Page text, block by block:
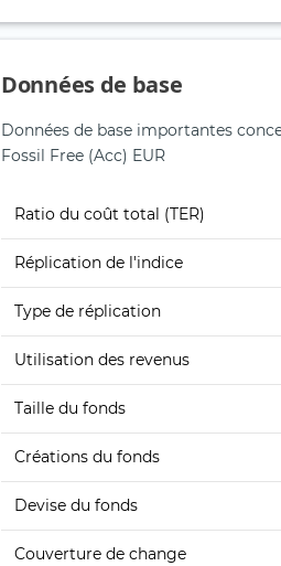
Données de base
Données de base importantes
Fossil Free (Acc) EUR
Ratio du coût total (TER)
Réplication de l'indice
Type de réplication
Utilisation des revenus
Taille du fonds
Créations du fonds
Devise du fonds
Couverture de change